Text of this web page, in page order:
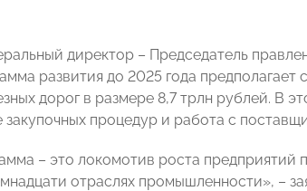
директор – Председатель
развития до 2025 года
дорог в размере 8,7 трлн рублей. В
процедур и работа с
– это локомотив роста предприятий
отраслях промышленности», –